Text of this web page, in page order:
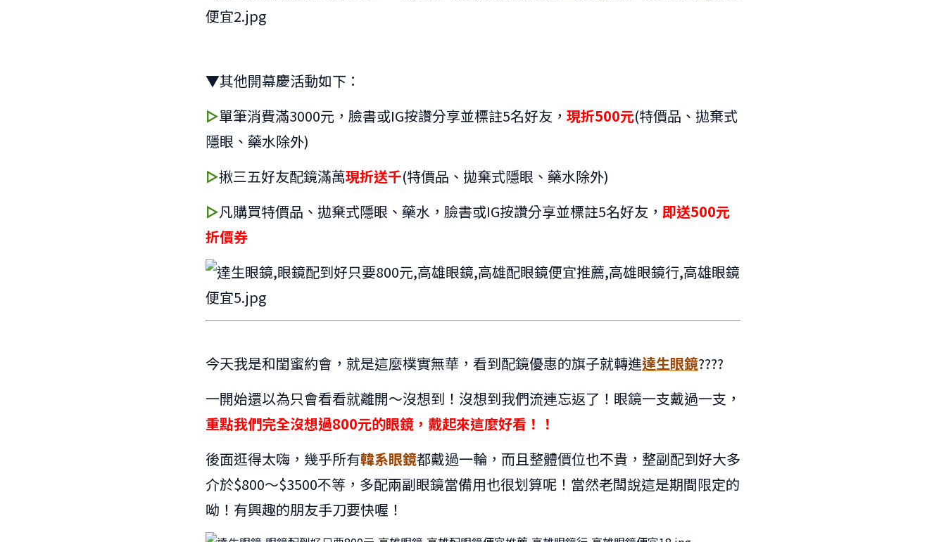
▼其他開幕慶活動如下：
▻單筆消費滿3000元，臉書或IG按讚分享並標註5名好友， 現折500元(特價品、拋棄式
隱眼、藥水除外)
▻揪三五好友配鏡滿萬現折送千(特價品、拋棄式隱眼、藥水除外)
▻凡購買特價品、拋棄式隱眼、藥水，臉書或IG按讚分享並標註5名好友， 即送500元
折價券
今天我是和閨蜜約會，就是這麼樸實無華，看到配鏡優惠的旗子就轉進達生眼鏡????
一開始還以為只會看看就離開～沒想到！沒想到我們流連忘返了！眼鏡一支戴過一支，
重點我們完全沒想過800元的眼鏡，戴起來這麼好看！！
後面逛得太嗨，幾乎所有韓系眼鏡都戴過一輪，而且整體價位也不貴，整副配到好大多
介於$800～$3500不等，多配兩副眼鏡當備用也很划算呢！當然老闆說這是期間限定的
呦！有興趣的朋友手刀要快喔！